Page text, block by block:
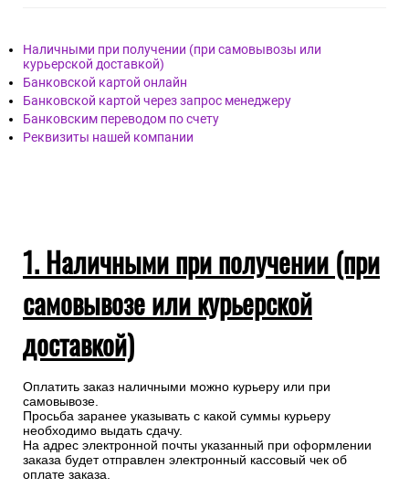
Наличными при получении (при самовывозы или
курьерской доставкой)
Банковской картой онлайн
Банковской картой через запрос менеджеру
Банковским переводом по счету
Реквизиты нашей компании
1. Наличными при получении (при
самовывозе или курьерской
доставкой)
Оплатить заказ наличными можно курьеру или при
самовывозе.
Просьба заранее указывать с какой суммы курьеру
необходимо выдать сдачу.
На адрес электронной почты указанный при оформлении
заказа будет отправлен электронный кассовый чек об
оплате заказа.